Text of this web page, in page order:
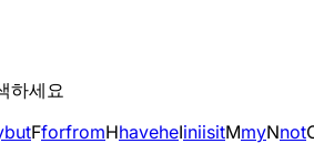
하세요
butFforfromHhaveheIiniisitMmyNnot